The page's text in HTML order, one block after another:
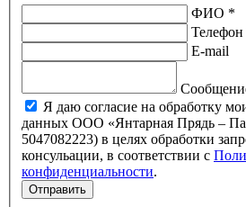
ФИО *
E-mail
Я даю согласие на обработку
данных ООО «Янтарная Прядь –
5047082223) в целях обработки запроса и полченя
консульации, в соответствии с
конфиденциальности.
Отправить